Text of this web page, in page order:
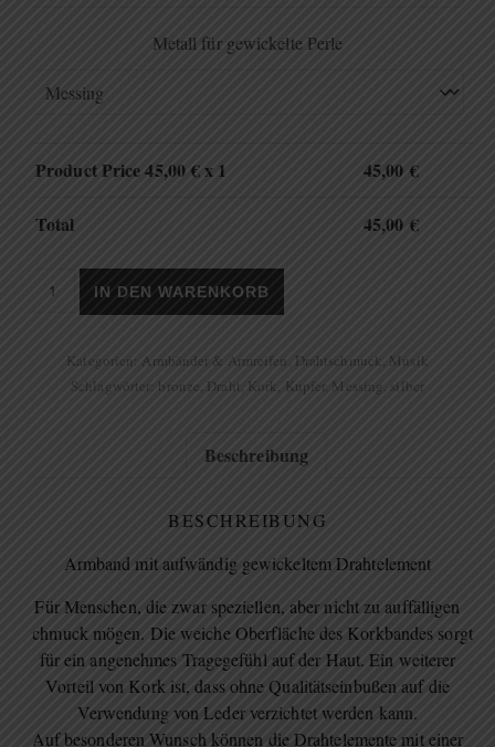
Metall für gewickelte Perle
Product Price45,00€ x 1 45,00 €
Total 45,00 €
IN DEN WARENKORB
Kategorien: Armbänder & Armreifen Drahtschmuck, Musik
Schlagwörter: bronze, Draht Kork, Kupfer, Messing , silber
Beschreibung
BESCHREIBUNG
Armband mit aufwändig gewickeltem Drahtelement
Für Menschen, die zwar speziellen, aber nicht zu auffälligen
Schmuck mögen. Die weiche Oberfläche des Korkbandes sorgt
für ein angenehmes Tragegefühl auf der Haut. Ein weiterer
Vorteil von Kork ist, dass ohne Qualitätseinbußen auf die
Verwendung von Leder verzichtet werden kann.
Auf besonderen Wunsch können die Drahtelemente mit einer